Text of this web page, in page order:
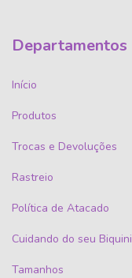
Departamentos
Início
Produtos
Trocas e Devoluções
Rastreio
Política de Atacado
Cuidando do seu Biquini
Tamanhos